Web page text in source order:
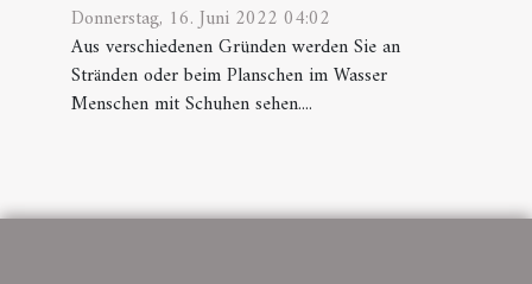
Donnerstag, 16. Juni 2022 04:02
Aus verschiedenen Gründen werden Sie an
Stränden oder beim Planschen im Wasser
Menschen mit Schuhen sehen....